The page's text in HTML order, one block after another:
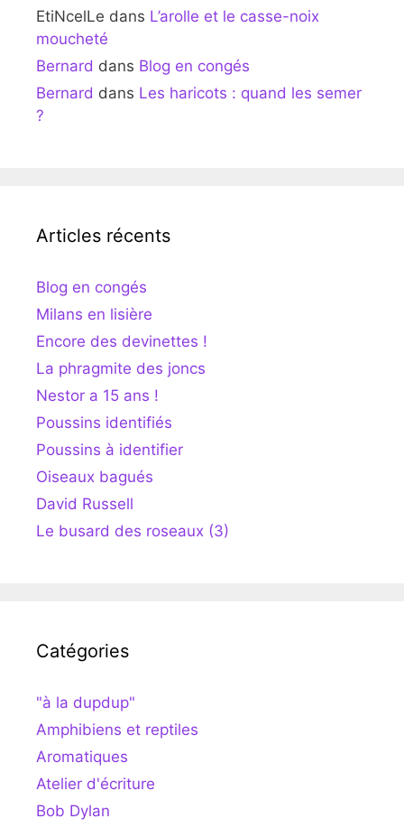
EtiNcelLe dans L’arolle et le casse-noix
moucheté
Bernard dans Blog en congés
Bernard dans Les haricots : quand les semer
?
Articles récents
Blog en congés
Milans en lisière
Encore des devinettes !
La phragmite des joncs
Nestor a 15 ans !
Poussins identifiés
Poussins à identifier
Oiseaux bagués
David Russell
Le busard des roseaux (3)
Catégories
"à la dupdup"
Amphibiens et reptiles
Aromatiques
Atelier d'écriture
Bob Dylan